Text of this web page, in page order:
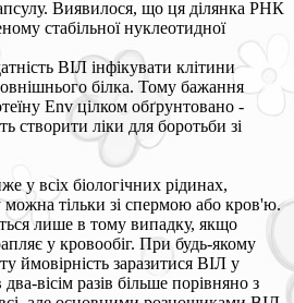
Виявилося, що ця ділянка РНК
стабільної нуклеотидної
ВІЛ інфікувати клітини
білка. Тому бажання
Env цілком обґрунтовано -
створити ліки для боротьби зі
у всіх біологічних рідинах,
можна тільки зі спермою або кров'ю.
лише в тому випадку, якщо
у кровообіг. При будь-якому
ймовірність заразитися ВІЛ у
вісім разів більше порівняно з